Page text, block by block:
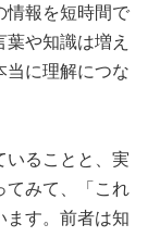
情報を短時間で
や知識は増え
当に理解につな
いることと、実
てみて、「これ
ます。前者は知